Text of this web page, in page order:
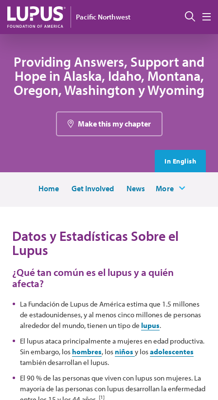
Pasar al contenido principal
Pacific Northwest
Providing Answers, Support and
Hope in Alaska, Idaho, Montana,
Oregon, Washington y Wyoming
Make this my chapter
In English
Home Get Involved News More
Datos y Estadísticas Sobre el
Lupus
¿Qué tan común es el lupus y a quién
afecta?
La Fundación de Lupus de América estima que 1.5 millones
de estadounidenses, y al menos cinco millones de personas
alrededor del mundo, tienen un tipo de lupus.
El lupus ataca principalmente a mujeres en edad productiva.
Sin embargo, los hombres, losniños y losadolescentes
también desarrollan el lupus.
El 90 % de las personas que viven con lupus son mujeres. La
mayoría de las personas con lupus desarrollan la enfermedad
[1]